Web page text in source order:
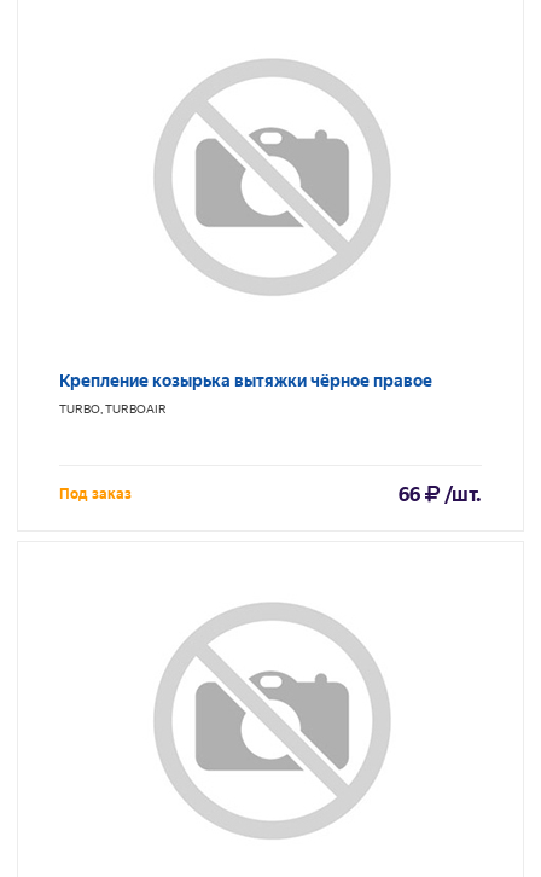
Крепление козырька вытяжки чёрное правое
TURBO, TURBOAIR
Под заказ 66 /шт.